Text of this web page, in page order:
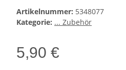
Artikelnummer: 5348077
Kategorie: ... Zubehör
5,90 €